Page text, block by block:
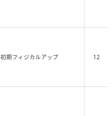
初期フィジカルアップ 12